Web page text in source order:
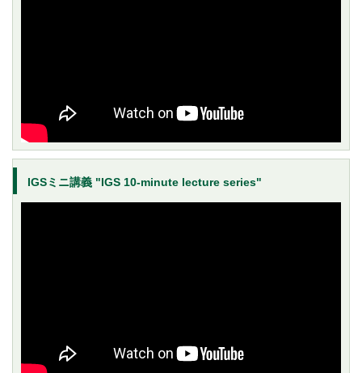
IGSミニ講義 "IGS 10-minute lecture series"